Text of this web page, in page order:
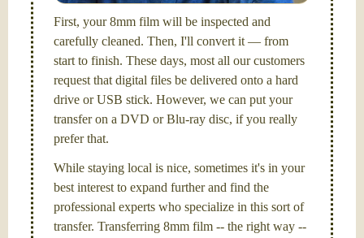
First, your 8mm film will be inspected and
carefully cleaned. Then, I'll convert it — from
start to finish. These days, most all our customers
request that digital files be delivered onto a hard
drive or USB stick. However, we can put your
transfer on a DVD or Blu-ray disc, if you really
prefer that.
While staying local is nice, sometimes it's in your
best interest to expand further and find the
professional experts who specialize in this sort of
transfer. Transferring 8mm film -- the right way --